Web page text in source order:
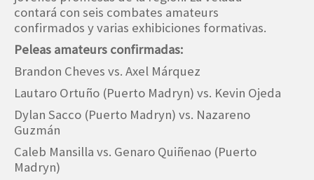
contará con seis combates amateurs
confirmados y varias exhibiciones formativas.
Peleas amateurs confirmadas:
Brandon Cheves vs. Axel Márquez
Lautaro Ortuño (Puerto Madryn) vs. Kevin Ojeda
Dylan Sacco (Puerto Madryn) vs. Nazareno
Guzmán
Caleb Mansilla vs. Genaro Quiñenao (Puerto
Madryn)